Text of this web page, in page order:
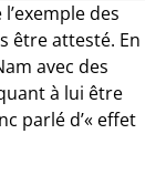
des
être attesté. En
avec des
à lui être
parlé d’« effet